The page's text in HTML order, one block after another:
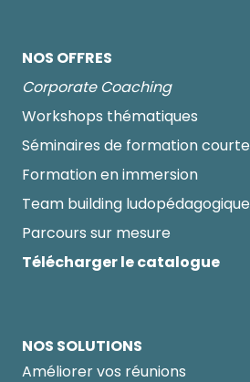
NOS OFFRES
Corporate Coaching
Workshops thématiques
Séminaires de formation courte
Formation en immersion
Team building ludopédagogique
Parcours sur mesure
Télécharger le catalogue
NOS SOLUTIONS
Améliorer vos réunions